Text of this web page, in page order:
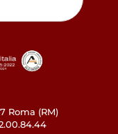
Roma (RM)